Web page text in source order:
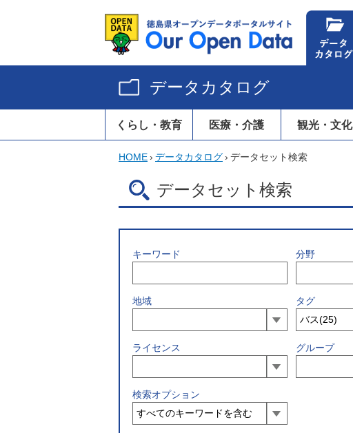
データカタログ
くらし・教育 医療・介護 観光・文化
HOME› データカタログ› データセット検索
データセット検索
キーワード 分野
地域 タグ
ライセンス グループ
検索オプション